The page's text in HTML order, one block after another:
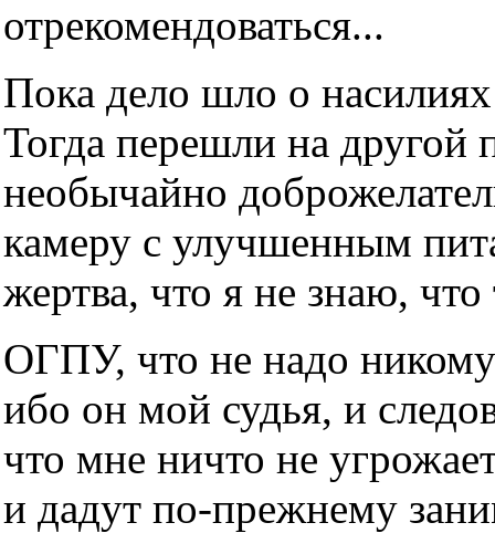
отрекомендоваться...
Пока дело шло о
Тогда перешли на другой
необычайно
камеру с улучшенным
жертва, что я не знаю, что
ОГПУ, что не надо
ибо он мой судья, и
что мне ничто не
и дадут по-прежнему